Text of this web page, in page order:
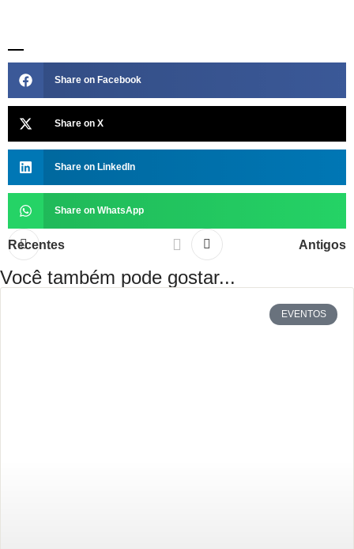
Share on Facebook
Share on X
Share on LinkedIn
Share on WhatsApp
Recentes Antigos
Você também pode gostar...
EVENTOS